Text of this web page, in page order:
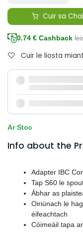
Cuir sa
0.74 € Cashback
Cuir le liosta
Ar Stoc
Info about the
Adapter IBC
Tap S60 le
Ábhar as
Oiriúnach le
éifeachtach
Cóimeáil tapa